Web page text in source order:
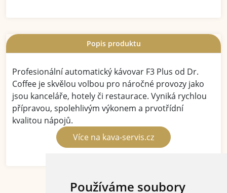
Používáme soubory
Popis produktu
Profesionální automatický kávovar F3 Plus od Dr.
Coffee je skvělou volbou pro náročné provozy jako
jsou kanceláře, hotely či restaurace. Vyniká rychlou
přípravou, spolehlivým výkonem a prvotřídní
kvalitou nápojů.
Více na kava-servis.cz